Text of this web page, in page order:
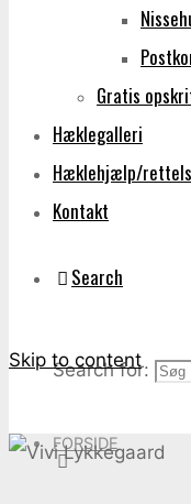
Gratis
Hæklegalleri
Hæklehjælp/
Kontakt
Search
Search for:
Skip to content
FORSIDE